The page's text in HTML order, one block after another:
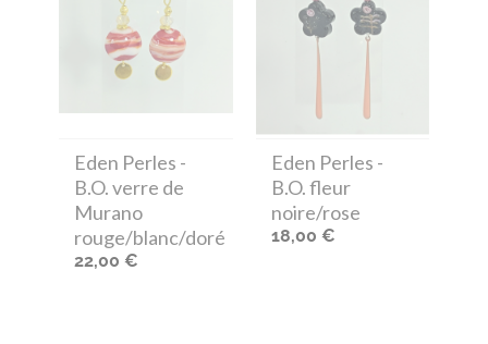
Eden Perles -
B.O. verre de
Murano
rouge/blanc/doré
22,00 €
Eden Perles -
B.O. fleur
noire/rose
18,00 €